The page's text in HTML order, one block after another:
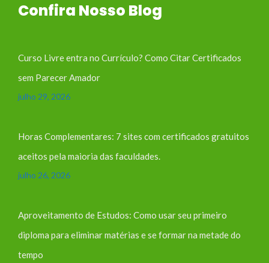
Confira Nosso Blog
Curso Livre entra no Currículo? Como Citar Certificados
sem Parecer Amador
julho 29, 2026
Horas Complementares: 7 sites com certificados gratuitos
aceitos pela maioria das faculdades.
julho 26, 2026
Aproveitamento de Estudos: Como usar seu primeiro
diploma para eliminar matérias e se formar na metade do
tempo